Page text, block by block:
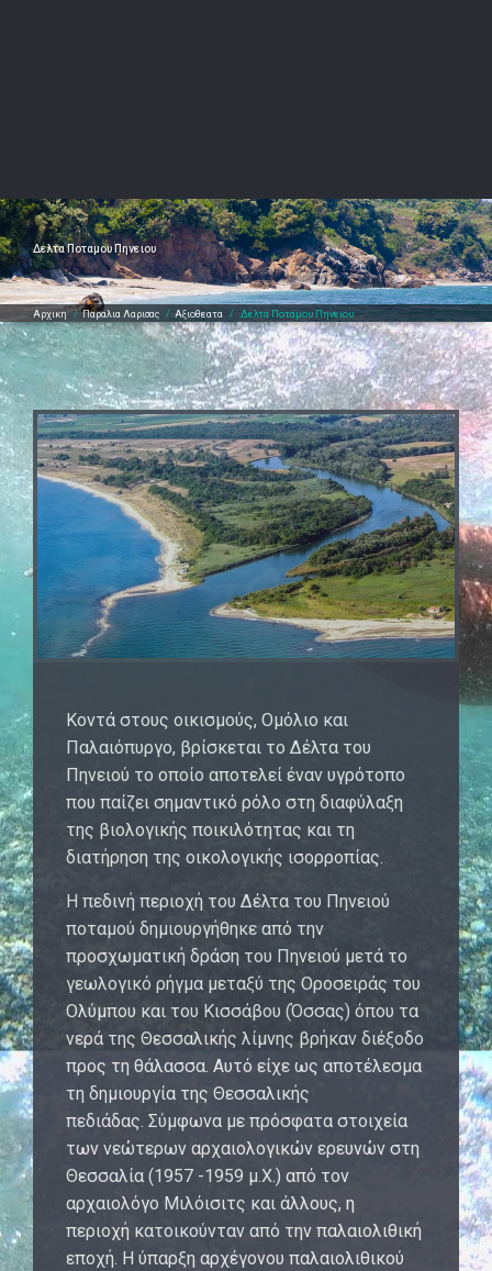
Δελτα Ποταμου Πηνειου
Αρχικη /Παραλια Λαρισας / Αξιοθεατα / Δελτα Ποταμου Πηνειου
Κοντά στους οικισμούς, Ομόλιο και
Παλαιόπυργο, βρίσκεται το Δέλτα του
Πηνειού το οποίο αποτελεί έναν υγρότοπο
που παίζει σημαντικό ρόλο στη διαφύλαξη
της βιολογικής ποικιλότητας και τη
διατήρηση της οικολογικής ισορροπίας.
Η πεδινή περιοχή του Δέλτα του Πηνειού
ποταμού δημιουργήθηκε από την
προσχωματική δράση του Πηνειού μετά το
γεωλογικό ρήγμα μεταξύ της Οροσειράς του
Ολύμπου και του Κισσάβου (Όσσας) όπου τα
νερά της Θεσσαλικής λίμνης βρήκαν διέξοδο
προς τη θάλασσα. Αυτό είχε ως αποτέλεσμα
τη δημιουργία της Θεσσαλικής
πεδιάδας. Σύμφωνα με πρόσφατα στοιχεία
των νεώτερων αρχαιολογικών ερευνών στη
Θεσσαλία (1957 -1959 μ.Χ.) από τον
αρχαιολόγο Μιλόισιτς και άλλους, η
περιοχή κατοικούνταν από την παλαιολιθική
εποχή. Η ύπαρξη αρχέγονου παλαιολιθικού